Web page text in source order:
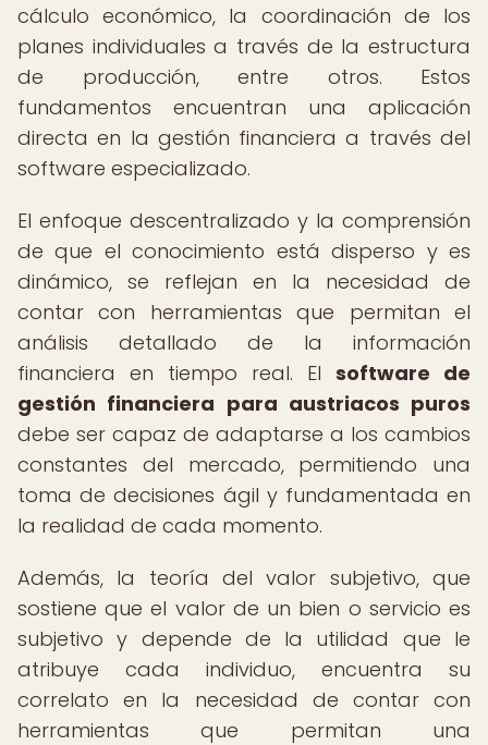
cálculo económico, la coordinación de los
planes individuales a través de la estructura
de producción, entre otros. Estos
fundamentos encuentran una aplicación
directa en la gestión financiera a través del
software especializado.
El enfoque descentralizado y la comprensión
de que el conocimiento está disperso y es
dinámico, se reflejan en la necesidad de
contar con herramientas que permitan el
análisis detallado de la información
financiera en tiempo real. El software de
gestión financiera para austriacos puros
debe ser capaz de adaptarse a los cambios
constantes del mercado, permitiendo una
toma de decisiones ágil y fundamentada en
la realidad de cada momento.
Además, la teoría del valor subjetivo, que
sostiene que el valor de un bien o servicio es
subjetivo y depende de la utilidad que le
atribuye cada individuo, encuentra su
correlato en la necesidad de contar con
herramientas que permitan una